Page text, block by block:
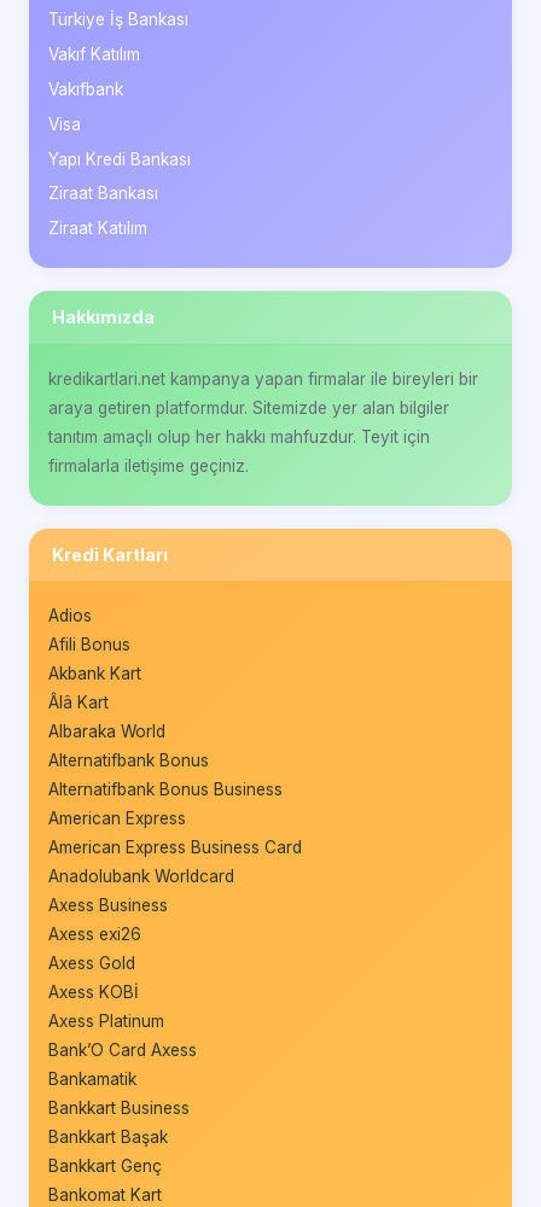
Türkiye İş Bankası
Vakıf Katılım
Vakıfbank
Visa
Yapı Kredi Bankası
Ziraat Bankası
Ziraat Katılım
Hakkımızda
kredikartlari.net kampanya yapan firmalar ile bireyleri bir
araya getiren platformdur. Sitemizde yer alan bilgiler
tanıtım amaçlı olup her hakkı mahfuzdur. Teyit için
firmalarla iletişime geçiniz.
Kredi Kartları
Adios
Afili Bonus
Akbank Kart
Âlâ Kart
Albaraka World
Alternatifbank Bonus
Alternatifbank Bonus Business
American Express
American Express Business Card
Anadolubank Worldcard
Axess Business
Axess exi26
Axess Gold
Axess KOBİ
Axess Platinum
Bank’O Card Axess
Bankamatik
Bankkart Business
Bankkart Başak
Bankkart Genç
Bankomat Kart